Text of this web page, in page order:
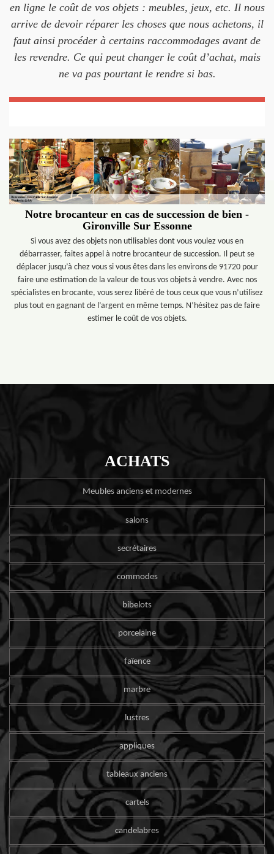
en ligne le coût de vos objets : meubles, jeux, etc. Il nous
arrive de devoir réparer les choses que nous achetons, il
faut ainsi procéder à certains raccommodages avant de
les revendre. Ce qui peut changer le coût d’achat, mais
ne va pas pourtant le rendre si bas.
Notre brocanteur en cas de succession de bien -
Gironville Sur Essonne
Si vous avez des objets non utilisables dont vous voulez vous en
débarrasser, faites appel à notre brocanteur de succession. Il peut se
déplacer jusqu’à chez vous si vous êtes dans les environs de 91720 pour
faire une estimation de la valeur de tous vos objets à vendre. Avec nos
spécialistes en brocante, vous serez libéré de tous ceux que vous n’utilisez
plus tout en gagnant de l’argent en même temps. N’hésitez pas de faire
estimer le coût de vos objets.
ACHATS
Meubles anciens et modernes
salons
secrétaires
commodes
bibelots
porcelaine
faïence
marbre
lustres
appliques
tableaux anciens
cartels
candelabres